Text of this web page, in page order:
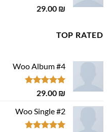
דורג5.00
29.00 ₪
TOP RATED
Woo Album #4
דורג5.00
29.00 ₪
Woo Single #2